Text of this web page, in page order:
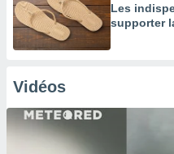
Les
supporter
Vidéos